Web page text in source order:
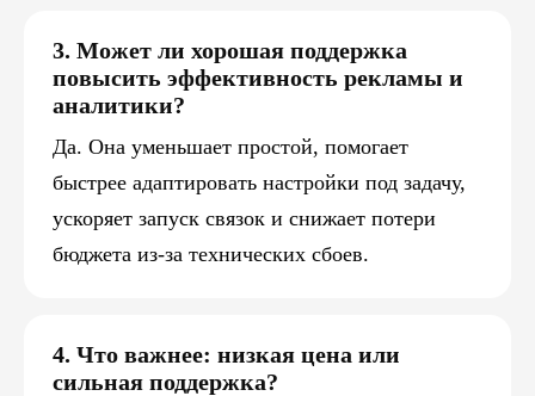
3. Может ли хорошая поддержка
повысить эффективность рекламы и
аналитики?
Да. Она уменьшает простой, помогает
быстрее адаптировать настройки под задачу,
ускоряет запуск связок и снижает потери
бюджета из-за технических сбоев.
4. Что важнее: низкая цена или
сильная поддержка?